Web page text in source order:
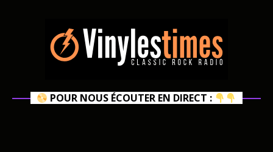
POUR NOUS ÉCOUTER EN DIRECT :